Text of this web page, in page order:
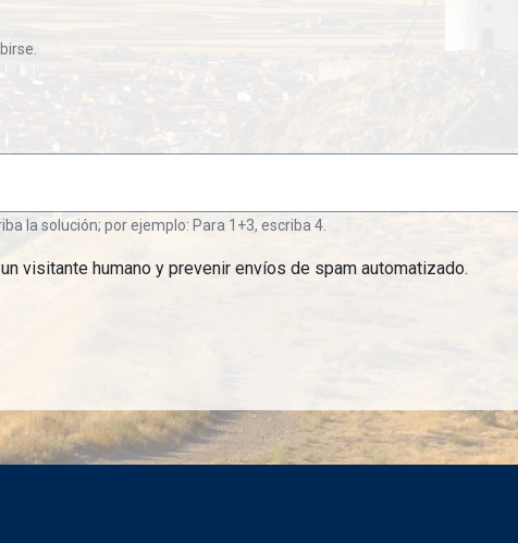
la solución; por ejemplo: Para 1+3, escriba 4.
visitante humano y prevenir envíos de spam automatizado.